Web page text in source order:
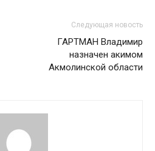
Следующая новость
ГАРТМАН Владимир
назначен акимом
Акмолинской области